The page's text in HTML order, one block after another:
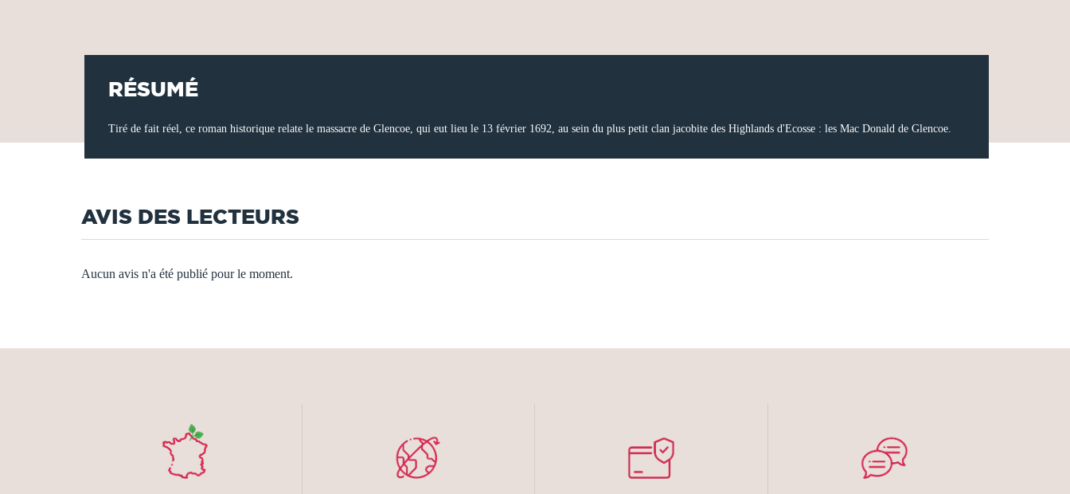
RÉSUMÉ
Tiré de fait réel, ce roman historique relate le massacre de Glencoe, qui eut lieu le 13 février 1692, au sein du plus petit clan jacobite des Highlands d'Ecosse : les Mac Donald de Glencoe.
AVIS DES LECTEURS
Aucun avis n'a été publié pour le moment.